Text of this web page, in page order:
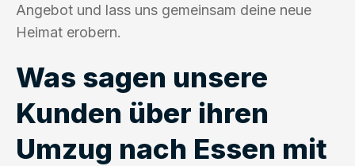
Angebot und lass uns gemeinsam deine neue
Heimat erobern.
Was sagen unsere
Kunden über ihren
Umzug nach Essen mit